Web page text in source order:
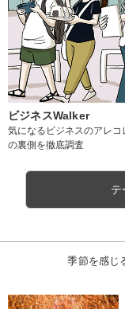
ビジネスWalker
気になるビジネスのアレコ
の裏側を徹底調査
テ
季節を感じ